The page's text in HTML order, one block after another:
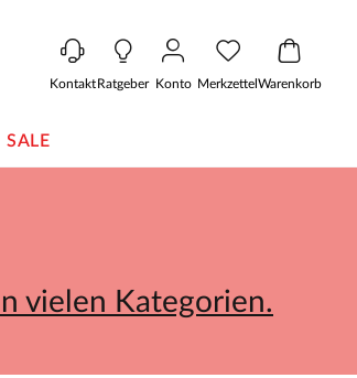
KontaktRatgeber Konto MerkzettelWarenkorb
SALE
vielen Kategorien.